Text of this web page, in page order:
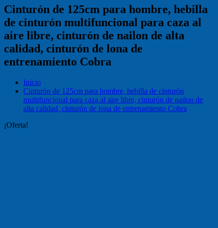
Cinturón de 125cm para hombre, hebilla
de cinturón multifuncional para caza al
aire libre, cinturón de nailon de alta
calidad, cinturón de lona de
entrenamiento Cobra
Inicio
Cinturón de 125cm para hombre, hebilla de cinturón
multifuncional para caza al aire libre, cinturón de nailon de
alta calidad, cinturón de lona de entrenamiento Cobra
¡Oferta!